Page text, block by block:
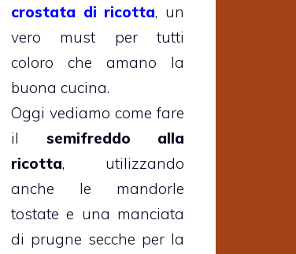
crostata di ricotta, un
vero must per tutti
coloro che amano la
buona cucina.
Oggi vediamo come fare
il semifreddo alla
ricotta, utilizzando
anche le mandorle
tostate e una manciata
di prugne secche per la